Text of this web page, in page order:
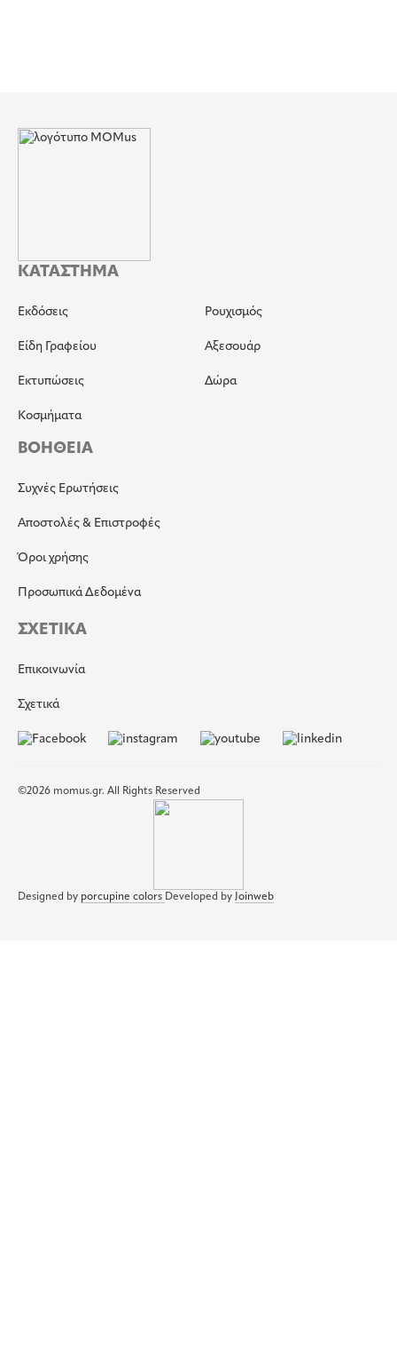
ΚΑΤΑΣΤΗΜΑ
Εκδόσεις
Είδη Γραφείου
Εκτυπώσεις
Κοσμήματα
Ρουχισμός
Αξεσουάρ
Δώρα
ΒΟΗΘΕΙΑ
Συχνές Ερωτήσεις
Αποστολές & Επιστροφές
Όροι χρήσης
Προσωπικά Δεδομένα
ΣΧΕΤΙΚΑ
Επικοινωνία
Σχετικά
©2026 momus.gr. All Rights Reserved
Designed by porcupine colors Developed by Joinweb